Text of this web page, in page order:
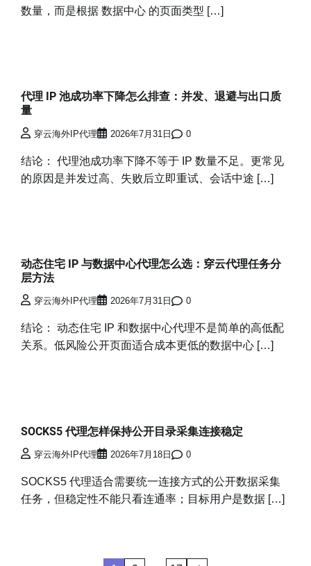
数量，而是根据 数据中心 的页面类型 […]
代理 IP 池成功率下降怎么排查：并发、退避与出口质
量
穿云海外IP代理 2026年7月31日 0
结论： 代理池成功率下降不等于 IP 数量不足。更常见
的原因是并发过高、失败后立即重试、会话中途 […]
动态住宅 IP 与数据中心代理怎么选：穿云代理任务分
层方法
穿云海外IP代理 2026年7月31日 0
结论： 动态住宅 IP 和数据中心代理不是简单的高低配
关系。低风险公开页面适合成本更低的数据中心 […]
SOCKS5 代理怎样保持公开目录采集连接稳定
穿云海外IP代理 2026年7月18日 0
SOCKS5 代理适合需要统一连接方式的公开数据采集
任务，但稳定性不能只看连通率；目标用户是数据 […]